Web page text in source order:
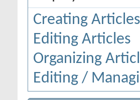
Creating Articles
Editing Articles
Organizing
Editing /